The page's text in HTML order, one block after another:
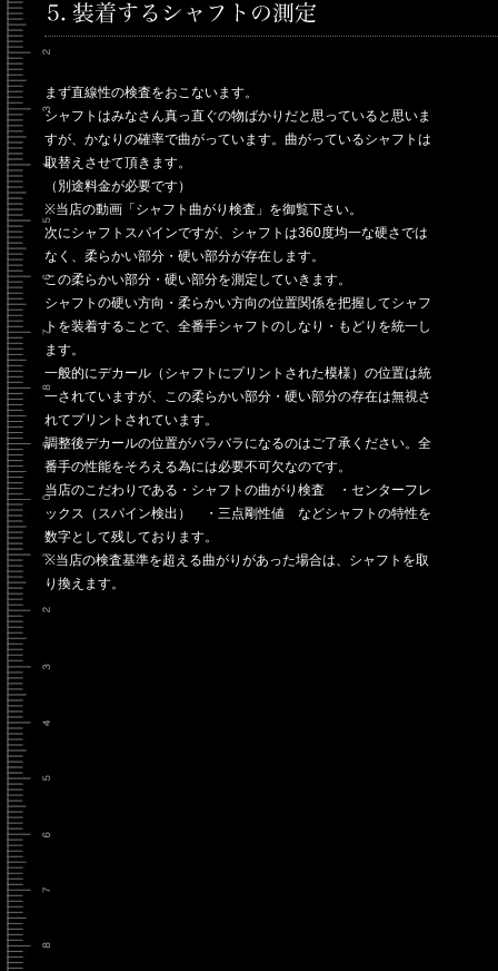
まず直線性の検査をおこないます。
シャフトはみなさん真っ直ぐの物ばかりだと思っていると思いま
すが、かなりの確率で曲がっています。曲がっているシャフトは
取替えさせて頂きます。
（別途料金が必要です）
※当店の動画「シャフト曲がり検査」を御覧下さい。
次にシャフトスパインですが、シャフトは360度均一な硬さでは
なく、柔らかい部分・硬い部分が存在します。
この柔らかい部分・硬い部分を測定していきます。
シャフトの硬い方向・柔らかい方向の位置関係を把握してシャフ
トを装着することで、全番手シャフトのしなり・もどりを統一し
ます。
一般的にデカール（シャフトにプリントされた模様）の位置は統
一されていますが、この柔らかい部分・硬い部分の存在は無視さ
れてプリントされています。
調整後デカールの位置がバラバラになるのはご了承ください。全
番手の性能をそろえる為には必要不可欠なのです。
当店のこだわりである・シャフトの曲がり検査 ・センターフレ
ックス（スパイン検出） ・三点剛性値 などシャフトの特性を
数字として残しております。
※当店の検査基準を超える曲がりがあった場合は、シャフトを取
り換えます。